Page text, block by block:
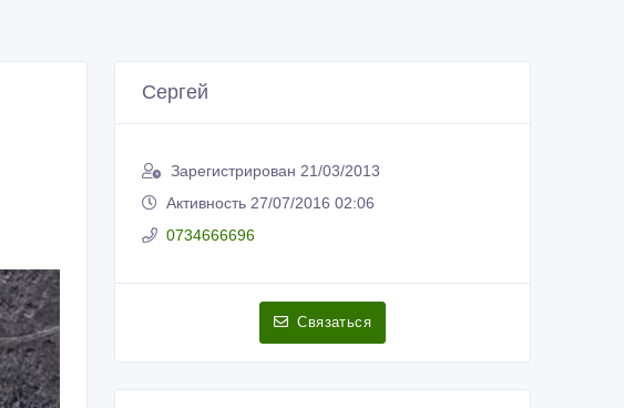
Сергей
Зарегистрирован 21/03/2013
Активность 27/07/2016 02:06
0734666696
Связаться